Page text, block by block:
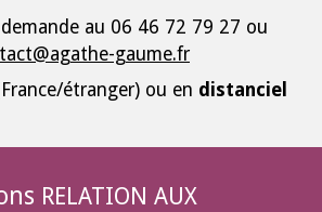
au 06 46 72 79 27 ou
gaume.fr
étranger) ou en distanciel
RELATION AUX